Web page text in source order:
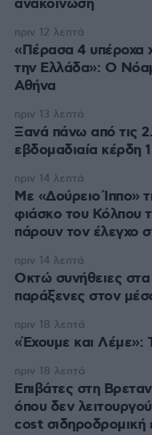
ανακοίνωση
«Πέρασα 4 υπέροχα
την Ελλάδα»: Ο
Αθήνα
πριν 12 λεπτά
Ξανά πάνω από τις
εβδομαδιαία κέρδη
πριν 13 λεπτά
Με «Δούρειο Ίππο»
φιάσκο του Κόλπου
πάρουν τον έλεγχο
πριν 14 λεπτά
Οκτώ συνήθειες στα
παράξενες στον
πριν 14 λεπτά
«Έχουμε και Λέμε»:
πριν 18 λεπτά
Επιβάτες στη
όπου δεν
cost σιδηροδρομική
πριν 18 λεπτά